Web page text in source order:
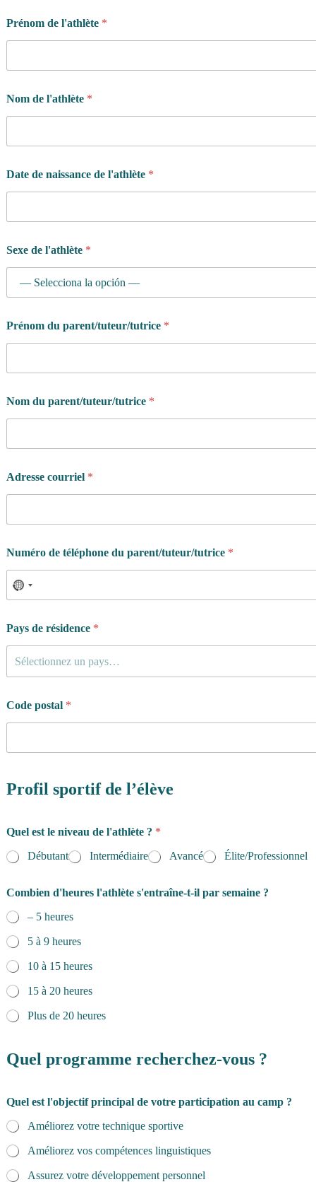
Prénom de l'athlète *
Nom de l'athlète *
Date de naissance de l'athlète *
Sexe de l'athlète *
'
a
h
è
e
o
h
-
v
u
q
t
o
Prénom du parent/tuteur/tutrice *
Nom du parent/tuteur/tutrice *
Adresse courriel *
Numéro de téléphone du parent/tuteur/tutrice *
Pays de résidence *
Sélectionnez un pays…
Code postal *
Profil sportif de l’élève
Quel est le niveau de l'athlète ? *
Débutant
Intermédiaire Avancé Élite/Professionnel
Combien d'heures l'athlète s'entraîne-t-il par semaine ?
– 5 heures
5 à 9 heures
10 à 15 heures
15 à 20 heures
Plus de 20 heures
Quel programme recherchez-vous ?
Quel est l'objectif principal de votre participation au camp ?
Améliorez votre technique sportive
Améliorez vos compétences linguistiques
Assurez votre développement personnel